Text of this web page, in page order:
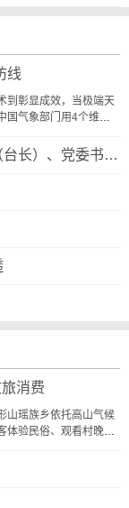
线
到彰显成效，当极端天
国气象部门用4个维度
长）、党委书记
消费
山瑶族乡依托高山气候
体验民俗、观看村晚、